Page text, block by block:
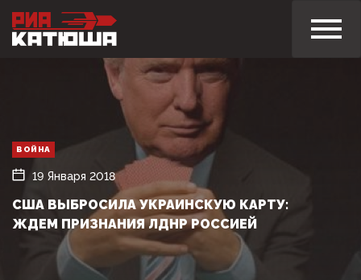
ВОЙНА
19 Января 2018
США ВЫБРОСИЛА УКРАИНСКУЮ КАРТУ:
ЖДЕМ ПРИЗНАНИЯ ЛДНР РОССИЕЙ